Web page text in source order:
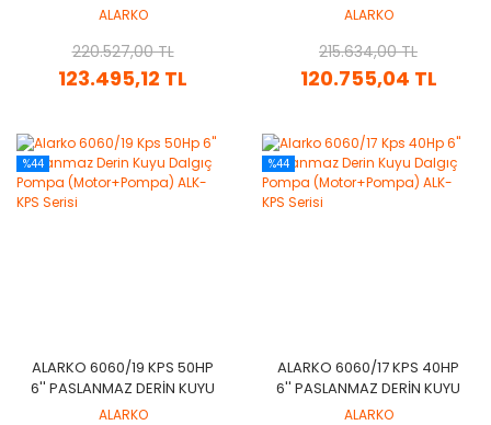
DALGIÇ POMPA
SERISI
ALARKO
123.495,12 TL
220.527,00 TL
DALGIÇ POMPA
SERISI
ALARKO
120.755,04 TL
215.634,00 TL
%44
ALARKO 6060/19 KPS 50HP
6'' PASLANMAZ DERIN KUYU
DALGIÇ POMPA
ALARKO
%44
ALARKO 6060/17 KPS 40HP
6'' PASLANMAZ DERIN KUYU
DALGIÇ POMPA
ALARKO